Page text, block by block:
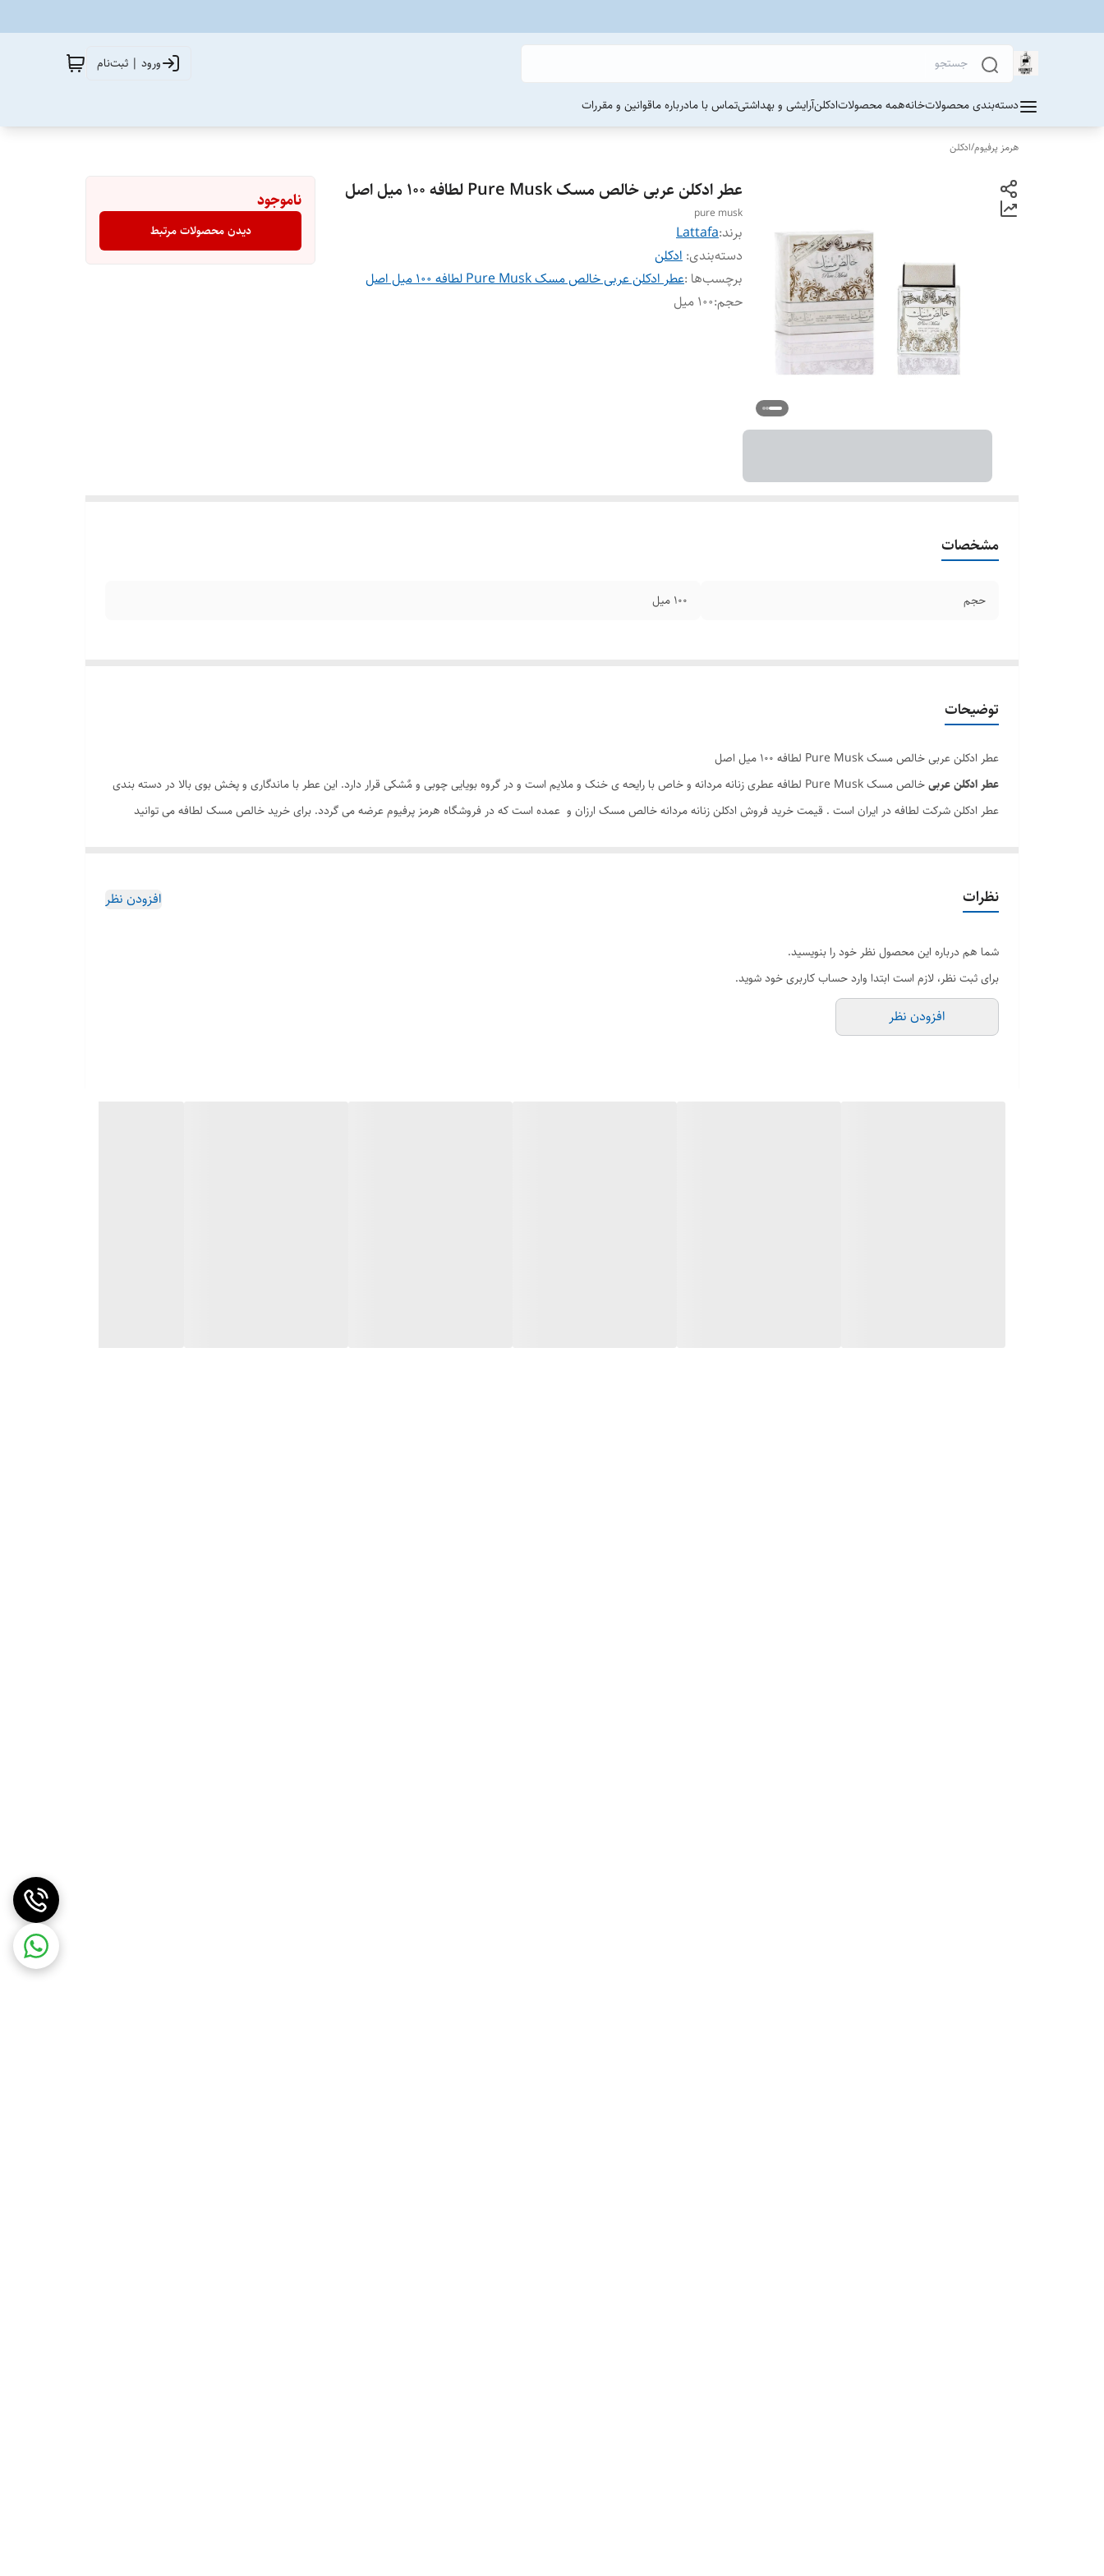
ورود | ثبت‌نام
دسته‌بندی محصولاتخانههمه محصولاتادکلنآرایشی و بهداشتیتماس با مادرباره ماقوانین و مقررات
هرمز پرفیوم/ادکلن
عطر ادکلن عربی خالص مسک Pure Musk لطافه ۱۰۰ میل اصل
pure musk
برند:Lattafa
دسته‌بندی: ادکلن
برچسب‌ها :عطر ادکلن عربی خالص مسک Pure Musk لطافه ۱۰۰ میل اصل
حجم:۱۰۰ میل
ناموجود
دیدن محصولات مرتبط
مشخصات
حجم ۱۰۰ میل
توضیحات
عطر ادکلن عربی خالص مسک Pure Musk لطافه ۱۰۰ میل اصل
عطر ادکلن عربی
خالص مسک Pure Musk لطافه عطری زنانه مردانه و خاص با رایحه ی خنک و ملایم است و در گروه بویایی چوبی و مٌشکی قرار دارد. این عطر با ماندگاری و پخش بوی بالا در دسته بندی
عطر ادکلن شرکت لطافه در ایران است . قیمت خرید فروش ادکلن زنانه مردانه خالص مسک ارزان و عمده است که در فروشگاه هرمز پرفیوم عرضه می گردد. برای خرید خالص مسک لطافه می توانید
برند لطافه
حجم 100 میل
فصل تمام فصول به ویژه فصول سرد
کشور سازنده امارات
نظرات افزودن نظر
شما هم درباره این محصول نظر خود را بنویسید.
برای ثبت نظر، لازم است ابتدا وارد حساب کاربری خود شوید.
افزودن نظر